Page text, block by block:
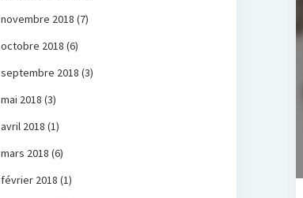
novembre 2018 (7)
octobre 2018 (6)
septembre 2018 (3)
mai 2018 (3)
avril 2018 (1)
mars 2018 (6)
février 2018 (1)